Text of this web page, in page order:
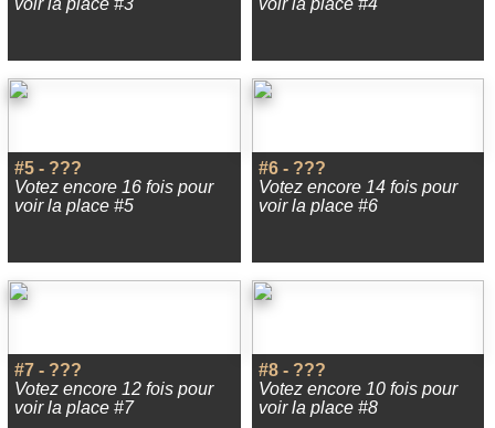
voir la place #3 voir la place #4
#5 - ???
Votez encore 16 fois pour
voir la place #5
#6 - ???
Votez encore 14 fois pour
voir la place #6
#7 - ???
Votez encore 12 fois pour
voir la place #7
#8 - ???
Votez encore 10 fois pour
voir la place #8